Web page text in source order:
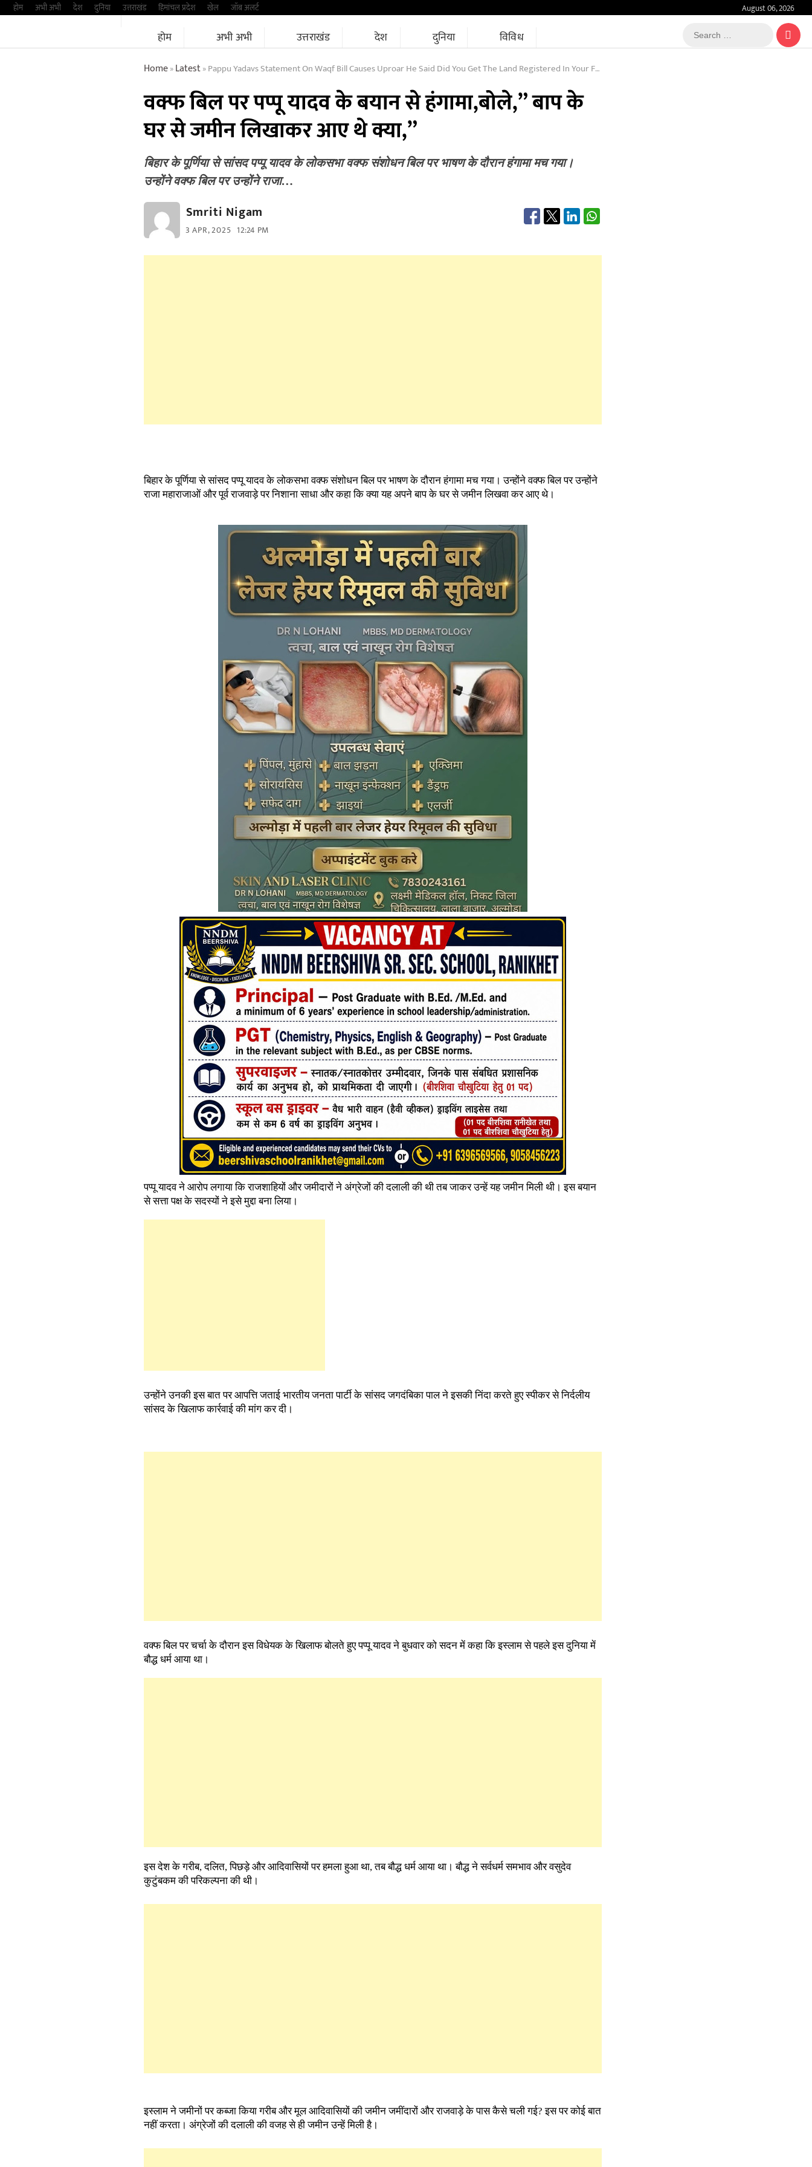
Skipहोम अभी अभी देश दुनिया उत्तराखंड हिमांचल प्रदेश खेल जॉब अलर्ट August 06, 2026
होम अभी अभी उत्तराखंड देश दुनिया विविध
Search
…
Home»Latest»Pappu Yadavs Statement On Waqf Bill Causes Uproar He Said Did You Get The Land Registered In Your Fathers Home
वक्फ बिल पर पप्पू यादव के बयान से हंगामा,बोले,” बाप के
घर से जमीन लिखाकर आए थे क्या,”
बिहार के पूर्णिया से सांसद पप्पू यादव के लोकसभा वक्फ संशोधन बिल पर भाषण के दौरान हंगामा मच गया।
उन्होंने वक्फ बिल पर उन्होंने राजा…
Smriti Nigam
3 APR, 2025 12:24 PM
बिहार के पूर्णिया से सांसद पप्पू यादव के लोकसभा वक्फ संशोधन बिल पर भाषण के दौरान हंगामा मच गया। उन्होंने वक्फ बिल पर उन्होंने
राजा महाराजाओं और पूर्व राजवाड़े पर निशाना साधा और कहा कि क्या यह अपने बाप के घर से जमीन लिखवा कर आए थे।
पप्पू यादव ने आरोप लगाया कि राजशाहियों और जमीदारों ने अंग्रेजों की दलाली की थी तब जाकर उन्हें यह जमीन मिली थी। इस बयान
से सत्ता पक्ष के सदस्यों ने इसे मुद्दा बना लिया।
उन्होंने उनकी इस बात पर आपत्ति जताई भारतीय जनता पार्टी के सांसद जगदंबिका पाल ने इसकी निंदा करते हुए स्पीकर से निर्दलीय
सांसद के खिलाफ कार्रवाई की मांग कर दी।
वक्फ बिल पर चर्चा के दौरान इस विधेयक के खिलाफ बोलते हुए पप्पू यादव ने बुधवार को सदन में कहा कि इस्लाम से पहले इस दुनिया में
बौद्ध धर्म आया था।
इस देश के गरीब, दलित, पिछड़े और आदिवासियों पर हमला हुआ था, तब बौद्ध धर्म आया था। बौद्ध ने सर्वधर्म समभाव और वसुदेव
कुटुंबकम की परिकल्पना की थी।
इस्लाम ने जमीनों पर कब्जा किया गरीब और मूल आदिवासियों की जमीन जमींदारों और राजवाड़े के पास कैसे चली गई? इस पर कोई बात
नहीं करता। अंग्रेजों की दलाली की वजह से ही जमीन उन्हें मिली है।